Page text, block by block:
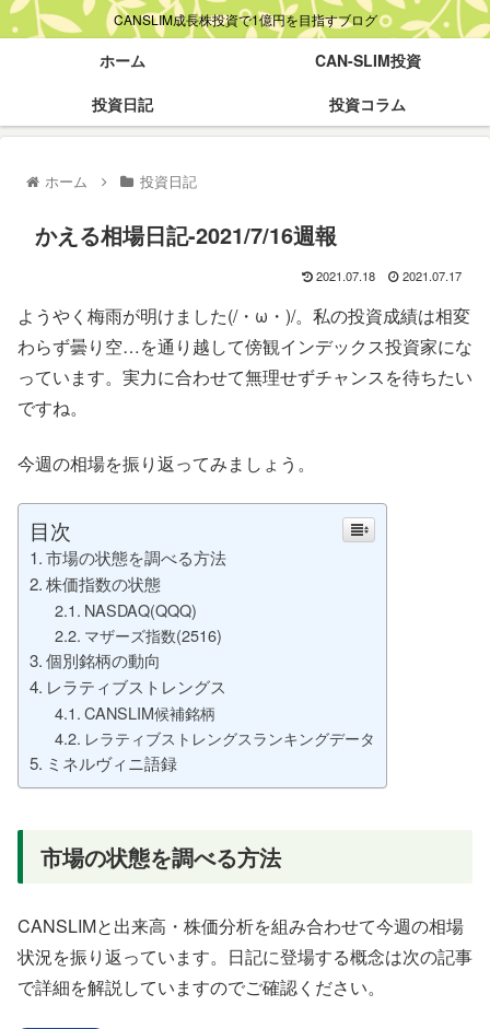
CANSLIM成長株投資で1億円を目指すブログ
ホーム
CAN-SLIM投資
投資日記
投資コラム
ホーム 投資日記
かえる相場日記-2021/7/16週報
2021.07.18 2021.07.17
ようやく梅雨が明けました(/・ω・)/。私の投資成績は相変
わらず曇り空…を通り越して傍観インデックス投資家にな
っています。実力に合わせて無理せずチャンスを待ちたい
ですね。
今週の相場を振り返ってみましょう。
目次
市場の状態を調べる方法
株価指数の状態
NASDAQ(QQQ)
マザーズ指数(2516)
個別銘柄の動向
レラティブストレングス
CANSLIM候補銘柄
レラティブストレングスランキングデータ
ミネルヴィニ語録
市場の状態を調べる方法
CANSLIMと出来高・株価分析を組み合わせて今週の相場
状況を振り返っています。日記に登場する概念は次の記事
で詳細を解説していますのでご確認ください。